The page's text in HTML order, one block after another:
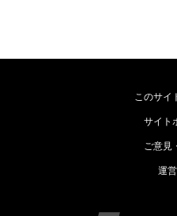
このサイ
サイト
ご意見
運